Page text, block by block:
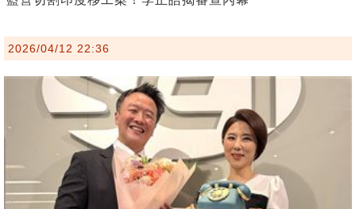
2026/04/12 22:36